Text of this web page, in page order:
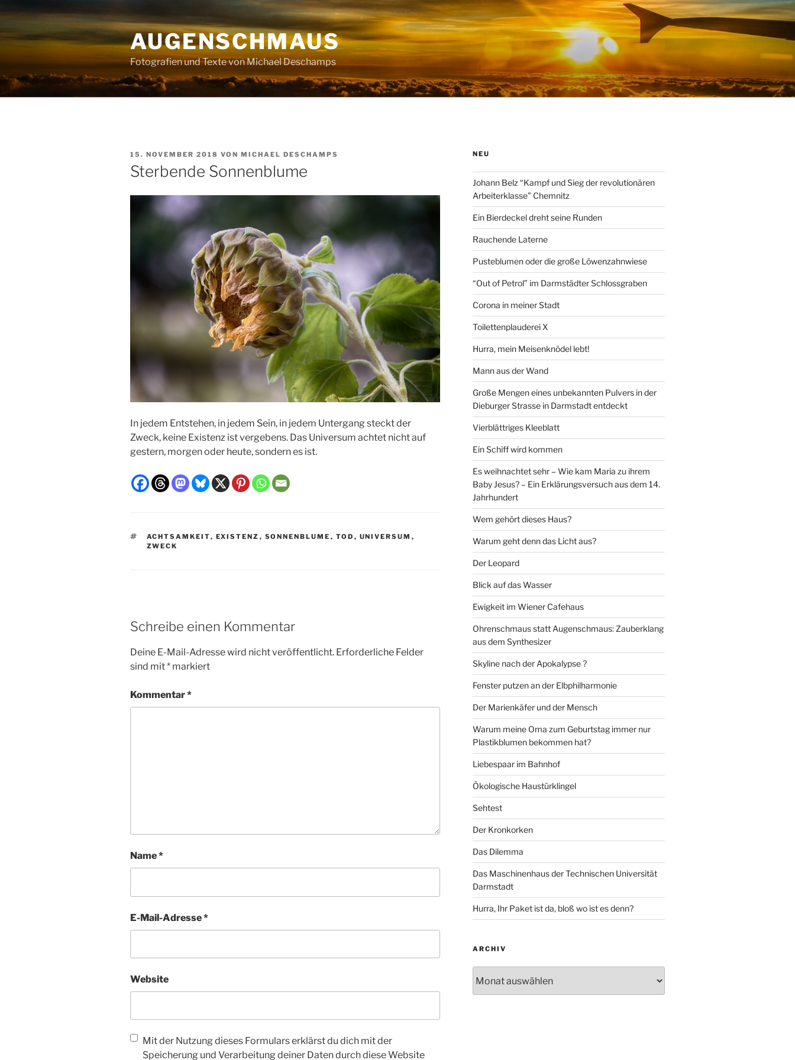
springen
AUGENSCHMAUS
Fotografien und Texte von Michael Deschamps
VERÖFFENTLICHT
AM
15. NOVEMBER 2018 VON MICHAEL DESCHAMPS
Sterbende Sonnenblume
In jedem Entstehen, in jedem Sein, in jedem Untergang steckt der
Zweck, keine Existenz ist vergebens. Das Universum achtet nicht auf
gestern, morgen oder heute, sondern es ist.
SCHLAGWÖRTER
ACHTSAMKEIT, EXISTENZ , SONNENBLUME , TOD , UNIVERSUM ,
ZWECK
Schreibe einen Kommentar
Deine E-Mail-Adresse wird nicht veröffentlicht. Erforderliche Felder
sind mit* markiert
Kommentar*
Name*
E-Mail-Adresse*
Website
Mit der Nutzung dieses Formulars erklärst du dich mit der
Speicherung und Verarbeitung deiner Daten durch diese Website
NEU
Johann Belz “Kampf und Sieg der revolutionären
Arbeiterklasse” Chemnitz
Ein Bierdeckel dreht seine Runden
Rauchende Laterne
Pusteblumen oder die große Löwenzahnwiese
“Out of Petrol” im Darmstädter Schlossgraben
Corona in meiner Stadt
Toilettenplauderei X
Hurra, mein Meisenknödel lebt!
Mann aus der Wand
Große Mengen eines unbekannten Pulvers in der
Dieburger Strasse in Darmstadt entdeckt
Vierblättriges Kleeblatt
Ein Schiff wird kommen
Es weihnachtet sehr – Wie kam Maria zu ihrem
Baby Jesus? – Ein Erklärungsversuch aus dem 14.
Jahrhundert
Wem gehört dieses Haus?
Warum geht denn das Licht aus?
Der Leopard
Blick auf das Wasser
Ewigkeit im Wiener Cafehaus
Ohrenschmaus statt Augenschmaus: Zauberklang
aus dem Synthesizer
Skyline nach der Apokalypse ?
Fenster putzen an der Elbphilharmonie
Der Marienkäfer und der Mensch
Warum meine Oma zum Geburtstag immer nur
Plastikblumen bekommen hat?
Liebespaar im Bahnhof
Ökologische Haustürklingel
Sehtest
Der Kronkorken
Das Dilemma
Das Maschinenhaus der Technischen Universität
Darmstadt
Hurra, Ihr Paket ist da, bloß wo ist es denn?
ARCHIV